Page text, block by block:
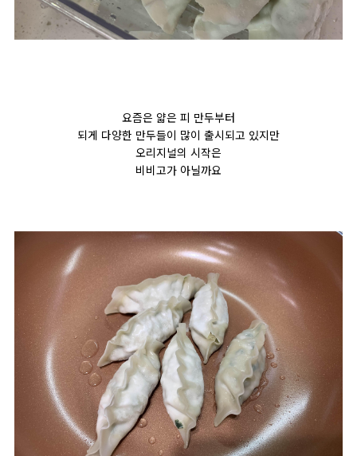
요즘은 얇은 피 만두부터
되게 다양한 만두들이 많이 출시되고 있지만
오리지널의 시작은
비비고가 아닐까요